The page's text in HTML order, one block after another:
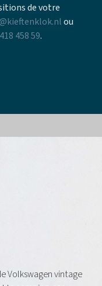
de votre
ou
458 59.
Volkswagen vintage